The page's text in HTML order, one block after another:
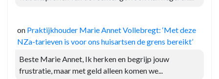
on Praktijkhouder Marie Annet Vollebregt: ‘Met deze
NZa-tarieven is voor ons huisartsen de grens bereikt’
Beste Marie Annet, Ik herken en begrijp jouw
frustratie, maar met geld alleen komen we...